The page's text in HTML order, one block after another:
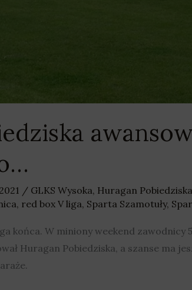
/ GLKS Wysoka, Huragan Pobiedziska
, red box V liga, Sparta Szamotuły,
końca. W miniony weekend
Huragan Pobiedziska, a szanse ma